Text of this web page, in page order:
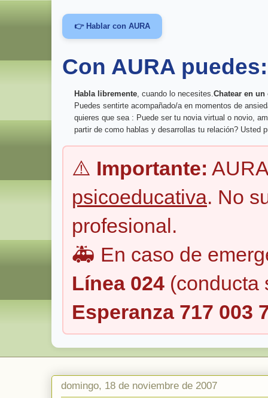
👉 Hablar con AURA
Con AURA puedes:
Habla libremente, cuando lo necesites.Chatear en
Puedes sentirte acompañado/a en momentos de
quieres que sea : Puede ser tu novia virtual o novio,
partir de como hablas y desarrollas tu relación? Usted
⚠️ Importante:
psicoeducativa. No
profesional.
🚑 En caso de
Línea 024 (conducta
Esperanza 717 003
domingo, 18 de noviembre de 2007